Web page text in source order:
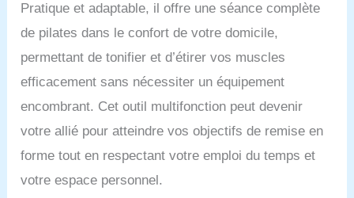
Pratique et adaptable, il offre une séance complète
de pilates dans le confort de votre domicile,
permettant de tonifier et d’étirer vos muscles
efficacement sans nécessiter un équipement
encombrant. Cet outil multifonction peut devenir
votre allié pour atteindre vos objectifs de remise en
forme tout en respectant votre emploi du temps et
votre espace personnel.